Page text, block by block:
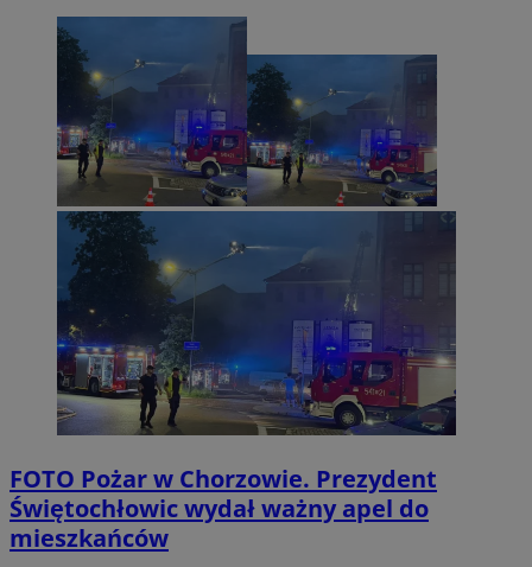
FOTO Pożar w Chorzowie. Prezydent
Świętochłowic wydał ważny apel do
mieszkańców